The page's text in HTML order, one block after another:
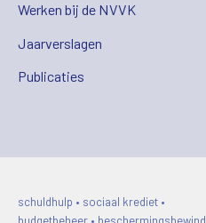
Werken bij de NVVK
Jaarverslagen
Publicaties
schuldhulp • sociaal krediet •